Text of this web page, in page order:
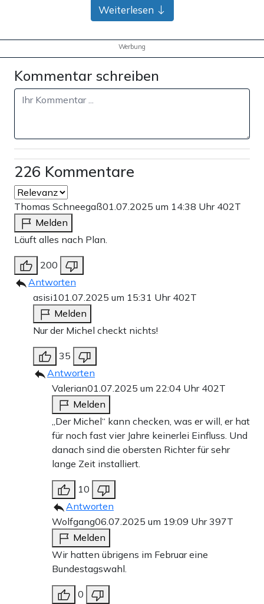
Weiterlesen
Werbung
Kommentar schreiben
226 Kommentare
Thomas Schneegaß01.07.2025 um 14:38 Uhr 402T
Melden
Läuft alles nach Plan.
200
Antworten
asisi101.07.2025 um 15:31 Uhr 402T
Melden
Nur der Michel checkt nichts!
35
Antworten
Valerian01.07.2025 um 22:04 Uhr 402T
Melden
„Der Michel“ kann checken, was er will, er hat
für noch fast vier Jahre keinerlei Einfluss. Und
danach sind die obersten Richter für sehr
lange Zeit installiert.
10
Antworten
Wolfgang06.07.2025 um 19:09 Uhr397T
Melden
Wir hatten übrigens im Februar eine
Bundestagswahl.
0